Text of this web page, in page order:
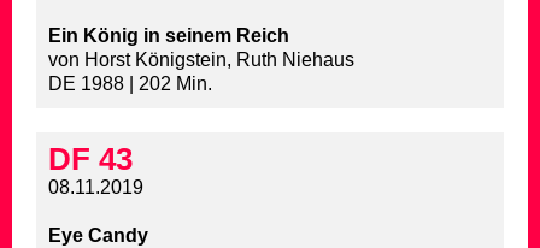
Ein König in seinem Reich
von Horst Königstein, Ruth Niehaus
DE 1988 | 202 Min.
DF 43
08.11.2019
Eye Candy